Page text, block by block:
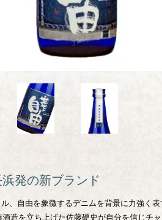
発の新ブランド
、自由を象徴するデニムを背景に力強く表
酒造を立ち上げた佐藤硬史が自分を信じチ